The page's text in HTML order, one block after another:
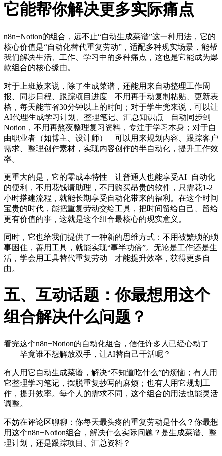
它能帮你解决更多实际痛点
n8n+Notion的组合，远不止“自动生成菜谱”这一种用法，它的
核心价值是“自动化替代重复劳动”，适配多种现实场景，能帮
我们解决生活、工作、学习中的多种痛点，这也是它能成为爆
款组合的核心缘由。
对于上班族来说，除了生成菜谱，还能用来自动整理工作周
报、同步日程、跟踪项目进度，不用再手动复制粘贴、更新表
格，每天能节省30分钟以上的时间；对于学生党来说，可以让
AI代理生成学习计划、整理笔记、汇总知识点，自动同步到
Notion，不用再熬夜整理复习资料，专注于学习本身；对于自
由职业者（如博主、设计师），可以用来规划内容、跟踪客户
需求、整理创作素材，实现内容创作的半自动化，提升工作效
率。
更重大的是，它的零成本特性，让普通人也能享受AI+自动化
的便利，不用花钱请助理，不用购买昂贵的软件，只需花1-2
小时搭建流程，就能长期享受自动化带来的福利。在这个时间
宝贵的时代，能把重复劳动交给工具，把时间留给自己、留给
更有价值的事，这就是这个组合最核心的现实意义。
同时，它也给我们提供了一种新的思维方式：不用被繁琐的琐
事困住，善用工具，就能实现“事半功倍”。无论是工作还是生
活，学会用工具替代重复劳动，才能提升效率，获得更多自
由。
五、互动话题：你最想用这个
组合解决什么问题？
看完这个n8n+Notion的自动化组合，信任许多人已经心动了
——毕竟谁不想解放双手，让AI替自己干活呢？
有人用它自动生成菜谱，解决“不知道吃什么”的烦恼；有人用
它整理学习笔记，摆脱重复抄写的麻烦；也有人用它规划工
作，提升效率。每个人的需求不同，这个组合的用法也能灵活
调整。
不妨在评论区聊聊：你每天最头疼的重复劳动是什么？你最想
用这个n8n+Notion组合，解决什么实际问题？是生成菜谱、整
理计划，还是跟踪项目、汇总资料？